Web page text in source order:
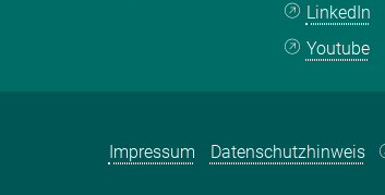
LinkedIn
Youtube
Impressum Datenschutzhinweis